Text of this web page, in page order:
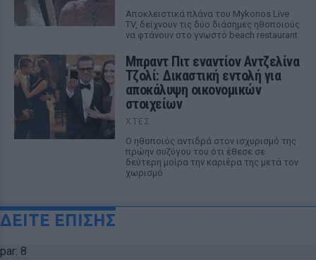
Αποκλειστικά πλάνα του Mykonos Live
TV, δείχνουν τις δύο διάσημες ηθοποιούς
να φτάνουν στο γνωστό beach restaurant
Μπραντ Πιτ εναντίον Αντζελίνα
Τζολί: Δικαστική εντολή για
αποκάλυψη οικονομικών
στοιχείων
ΧΤΕΣ
Ο ηθοποιός αντιδρά στον ισχυρισμό της
πρώην συζύγου του ότι έθεσε σε
δεύτερη μοίρα την καριέρα της μετά τον
χωρισμό
ΔΕΙΤΕ ΕΠΙΣΗΣ
par: 8